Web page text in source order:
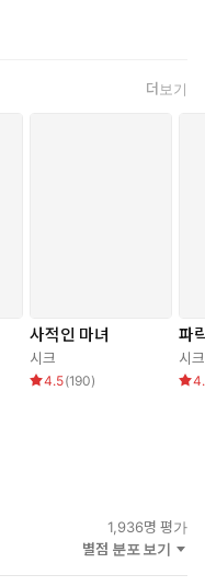
그녀가 곧 바닥으로
가지 않았다. 두 손으로
수 없었다.
직이기 시작하자 민주의
그녀는 꼼짝도 할 수가
싹하게 야릇하고 아찔한
몸이 유황 불구덩이로
더보기
사적인 마녀
시크
4.5(190)
파
시크
1,936명 평가
별점 분포 보기